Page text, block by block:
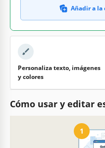
Añadir a la
Personaliza texto, imágenes
y colores
Cómo usar y editar
1